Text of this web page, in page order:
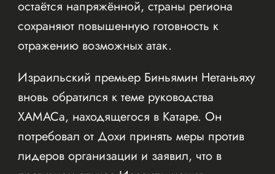
остаётся напряжённой, страны региона
сохраняют повышенную готовность к
отражению возможных атак.
Израильский премьер Биньямин Нетаньяху
вновь обратился к теме руководства
ХАМАСа, находящегося в Катаре. Он
потребовал от Дохи принять меры против
лидеров организации и заявил, что в